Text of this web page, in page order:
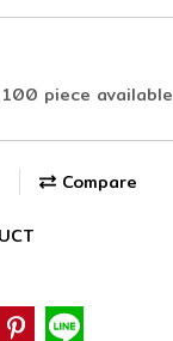
100 piece available
Compare